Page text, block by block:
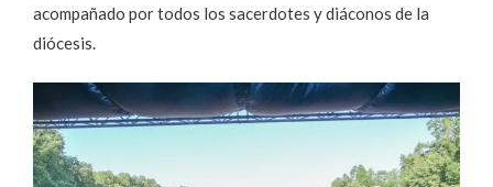
acompañado por todos los sacerdotes y diáconos de la
diócesis.